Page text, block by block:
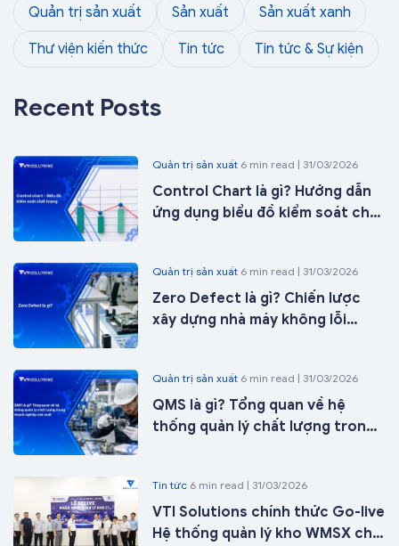
Quản trị sản xuất Sản xuất Sản xuất xanh
Thư viện kiến thức Tin tức Tin tức & Sự kiện
Recent Posts
Quản trị sản xuất 6 min read | 31/03/2026
Control Chart là gì? Hướng dẫn
ứng dụng biểu đồ kiểm soát chất
Quản trị sản xuất 6 min read | 31/03/2026
Zero Defect là gì? Chiến lược
xây dựng nhà máy không lỗi
Quản trị sản xuất 6 min read | 31/03/2026
QMS là gì? Tổng quan về hệ
thống quản lý chất lượng trong
Tin tức 6 min read | 31/03/2026
VTI Solutions chính thức Go-live
Hệ thống quản lý kho WMSX cho